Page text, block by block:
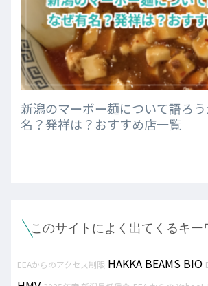
新潟のマーボー麺について語ろ
名？発祥は？おすすめ店一覧
このサイトによく出てくるキー
EEAからのアクセス制限 HAKKA BEAMS BIO